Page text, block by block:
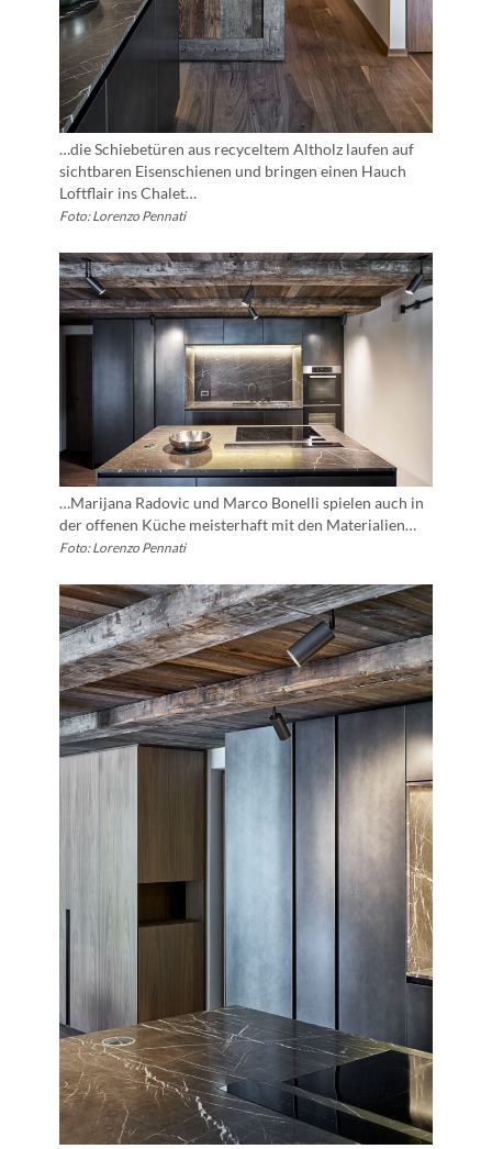
…die Schiebetüren aus recyceltem Altholz laufen auf
sichtbaren Eisenschienen und bringen einen Hauch
Loftflair ins Chalet…
Foto: Lorenzo Pennati
…Marijana Radovic und Marco Bonelli spielen auch in
der offenen Küche meisterhaft mit den Materialien…
Foto: Lorenzo Pennati